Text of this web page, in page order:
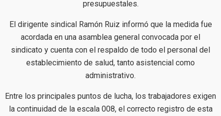
presupuestales.
El dirigente sindical Ramón Ruiz informó que la medida fue
acordada en una asamblea general convocada por el
sindicato y cuenta con el respaldo de todo el personal del
establecimiento de salud, tanto asistencial como
administrativo.
Entre los principales puntos de lucha, los trabajadores exigen
la continuidad de la escala 008, el correcto registro de esta